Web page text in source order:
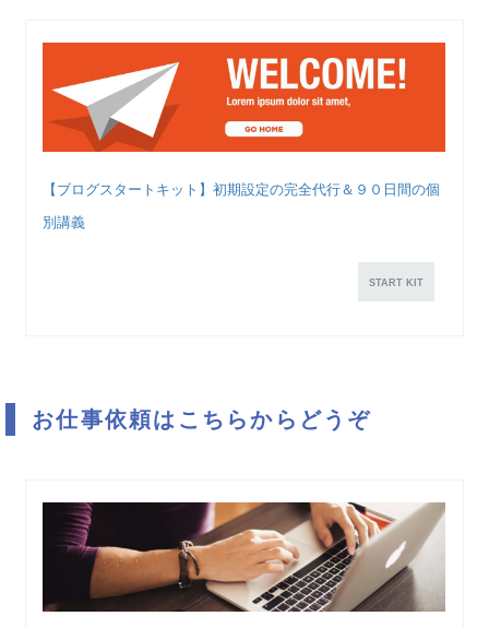
【ブログスタートキット】初期設定の完全代行＆９０日間の個
別講義
START KIT
お仕事依頼はこちらからどうぞ